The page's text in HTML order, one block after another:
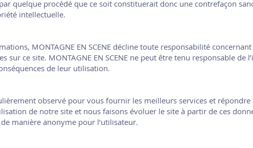
quelque procédé que ce soit constituerait donc une contrefaçon
intellectuelle.
MONTAGNE EN SCENE décline toute responsabilité
ce site. MONTAGNE EN SCENE ne peut être tenu responsable de
de leur utilisation.
observé pour vous fournir les meilleurs services et répondre
de notre site et nous faisons évoluer le site à partir de ces
manière anonyme pour l’utilisateur.